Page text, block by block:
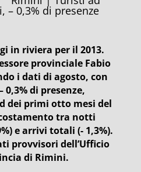
– 0,3% di presenze
in riviera per il 2013.
provinciale Fabio
i dati di agosto, con
0,3% di presenze,
dei primi otto mesi del
tra notti
e arrivi totali (- 1,3%).
provvisori dell’Ufficio
di Rimini.